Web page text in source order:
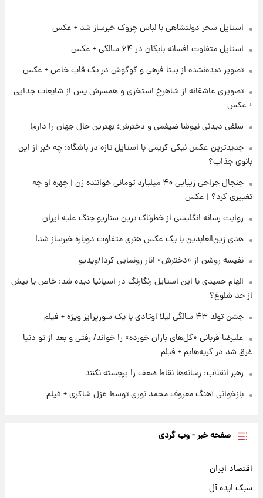
۱۴ ساعت پیش
فال قهوه روزانه یکشنبه ۱۸ مرداد ماه ۱۴۰۵
فال روزانه واقعی یکشنبه ۱۸ مرداد ۱۴۰۵
جدول
لیونل مسی عزادار شد! + جزئیات
استایل سحر دولتشاهی با لباس چروک خبرساز شد + عکس
استایل متفاوت افسانه بایگان در ۶۴ سالگی + عکس
تصویر دیده‌نشده از بیتا فرهی و گوگوش در یک قاب خاص + عکس
تصویری عاشقانه از شاهرخ استخری و همسرش پس از شایعات جدایی
+ عکس
سلفی دیدنی نیوشا ضیغمی و دخترش؛ بهترین حال جهان را دارم!
جدیدترین عکس نیکی کریمی با استایل تازه در باشگاه؛ چه خبر از این
بانوی جذاب؟
جنجال جراحی زیبایی ۴۰ میلیارد تومانی خواننده زن | چهره او چه
تغییری کرد؟ | عکس
روایت رسانه انگلیسی از خطرناک ترین سناریو جنگ علیه ایران
هدی زین‌العابدین با یک عکس هنری متفاوت دوباره خبرساز شد!
نفیسه روشن از «دخترش» انار رونمایی کرد!/ویدیو
الهام حمیدی با این استایل رنگارنگ در اسپانیا دیده شد؛ خاص یا بیش
از حد شلوغ؟
جشن تولد ۴۳ سالگی لیلا اوتادی با یک سورپرایز ویژه + فیلم
علیرضا قربانی «گل‌های باران خورده» را خواند/ رفتی و بعد از تو دنیا
غرق شد در گریه‌هایم + فیلم
رهبر انقلاب: رسانه‌ها نقاط ضعف را برجسته نکنند
بازخوانی آهنگ معروف محمد نوری توسط غزل شاکری + فیلم
صفحه خبر - وب گردی
اقتصاد ایران
سبک ایده آل